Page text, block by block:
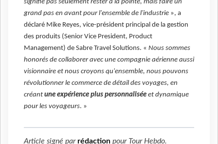
signifie pas seulement rester à la pointe, mais faire un
grand pas en avant pour l'ensemble de l'industrie », a
déclaré Mike Reyes, vice-président principal de la gestion
des produits (Senior Vice President, Product
Management) de Sabre Travel Solutions. « Nous sommes
honorés de collaborer avec une compagnie aérienne aussi
visionnaire et nous croyons qu'ensemble, nous pouvons
révolutionner le commerce de détail des voyages, en
créant une expérience plus personnalisée et dynamique
pour les voyageurs. »
Article signé par rédaction pour Tour Hebdo.